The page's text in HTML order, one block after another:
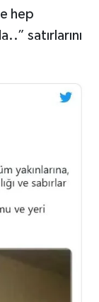
hep
satırlarını